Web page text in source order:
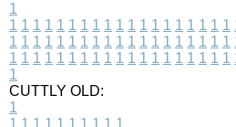
1
1 1 1 1 1 1 1 1 1 1 1 1 1 1 1 1 1 1 1
1 1 1 1 1 1 1 1 1 1 1 1 1 1 1 1 1 1 1
1 1 1 1 1 1 1 1 1 1 1 1 1 1 1 1 1 1 1
1
CUTTLY OLD:
1